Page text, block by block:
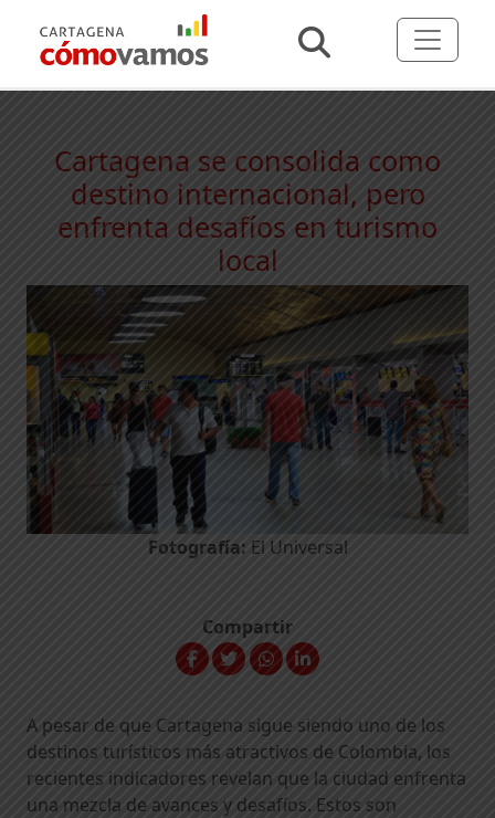
Cartagena se consolida como
destino internacional, pero
enfrenta desafíos en turismo
local
Fotografía: El Universal
Compartir
A pesar de que Cartagena sigue siendo uno de los
destinos turísticos más atractivos de Colombia, los
recientes indicadores revelan que la ciudad enfrenta
una mezcla de avances y desafíos. Estos son